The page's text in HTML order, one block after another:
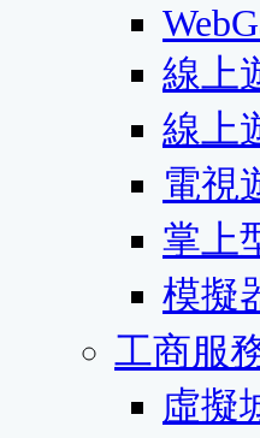
線上
線上
電視
掌上
模擬
工商服
虛擬